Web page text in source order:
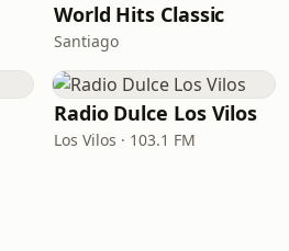
World Hits Classic
Santiago
Radio Dulce Los Vilos
Los Vilos · 103.1 FM